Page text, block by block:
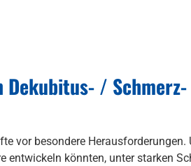
/
vor besondere Herausforderungen.
könnten, unter starken